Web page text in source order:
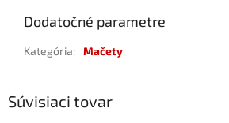
Dodatočné parametre
Kategória: Mačety
Súvisiaci tovar